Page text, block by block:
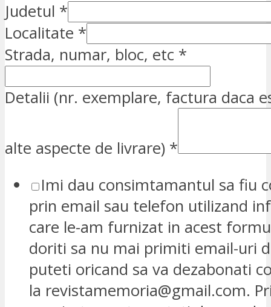
Judetul *
Localitate *
Strada, numar, bloc, etc *
Detalii (nr. exemplare, factura daca
alte aspecte de livrare) *
Imi dau consimtamantul sa fiu
prin email sau telefon utilizand
care le-am furnizat in acest
doriti sa nu mai primiti email-uri
puteti oricand sa va dezabonati
la revistamemoria@gmail.com.